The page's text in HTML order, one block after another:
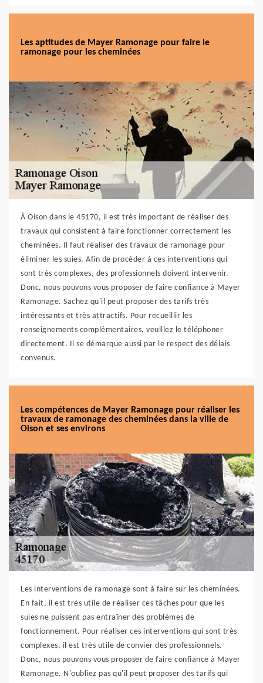
Les aptitudes de Mayer Ramonage pour faire le
ramonage pour les cheminées
À Oison dans le 45170, il est très important de réaliser des
travaux qui consistent à faire fonctionner correctement les
cheminées. Il faut réaliser des travaux de ramonage pour
éliminer les suies. Afin de procéder à ces interventions qui
sont très complexes, des professionnels doivent intervenir.
Donc, nous pouvons vous proposer de faire confiance à Mayer
Ramonage. Sachez qu'il peut proposer des tarifs très
intéressants et très attractifs. Pour recueillir les
renseignements complémentaires, veuillez le téléphoner
directement. Il se démarque aussi par le respect des délais
convenus.
Les compétences de Mayer Ramonage pour réaliser les
travaux de ramonage des cheminées dans la ville de
Oison et ses environs
Les interventions de ramonage sont à faire sur les cheminées.
En fait, il est très utile de réaliser ces tâches pour que les
suies ne puissent pas entraîner des problèmes de
fonctionnement. Pour réaliser ces interventions qui sont très
complexes, il est très utile de convier des professionnels.
Donc, nous pouvons vous proposer de faire confiance à Mayer
Ramonage. N'oubliez pas qu'il peut proposer des tarifs qui